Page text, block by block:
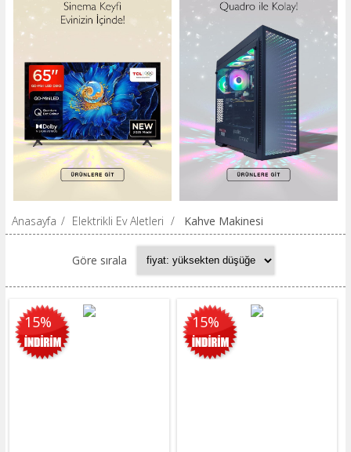
Anasayfa / Elektrikli Ev Aletleri / Kahve Makinesi
Göre sırala
15% 15%